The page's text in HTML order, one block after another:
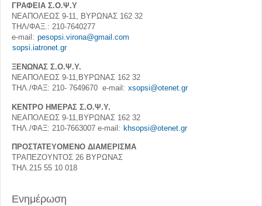
ΓΡΑΦΕΙΑ Σ.Ο.Ψ.Υ
ΝΕΑΠΟΛΕΩΣ 9-11, ΒΥΡΩΝΑΣ 162 32
ΤΗΛ/ΦΑΞ.: 210-7640277
e-mail: pesopsi.virona@gmail.com
sopsi.iatronet.gr
ΞΕΝΩΝΑΣ Σ.Ο.Ψ.Υ.
ΝΕΑΠΟΛΕΩΣ 9-11,ΒΥΡΩΝΑΣ 162 32
ΤΗΛ./ΦΑΞ: 210- 7649670 e-mail: xsopsi@otenet.gr
ΚΕΝΤΡΟ ΗΜΕΡΑΣ Σ.Ο.Ψ.Υ.
ΝΕΑΠΟΛΕΩΣ 9-11,ΒΥΡΩΝΑΣ 162 32
ΤΗΛ./ΦΑΞ: 210-7663007 e-mail: khsopsi@otenet.gr
ΠΡΟΣΤΑΤΕΥΟΜΕΝΟ ΔΙΑΜΕΡΙΣΜΑ
ΤΡΑΠΕΖΟΥΝΤΟΣ 26 ΒΥΡΩΝΑΣ
ΤΗΛ.215 55 10 018
Ενημέρωση